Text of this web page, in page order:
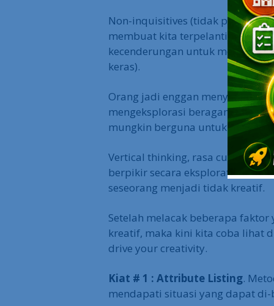
Non-inquisitives (tidak punya
membuat kita terpelanting
kecenderungan untuk
keras).
Orang jadi enggan menyediakan
mengeksplorasi beragam
mungkin berguna untuk
Vertical thinking, rasa curiosity
berpikir secara eksploratif
seseorang menjadi tidak kreatif.
Setelah melacak beberapa
kreatif, maka kini kita coba lihat
drive your creativity.
Kiat # 1 : Attribute Listing.
mendapati situasi yang dapat